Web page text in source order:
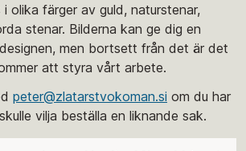
olika färger av guld, naturstenar,
stenar. Bilderna kan ge dig en
men bortsett från det är det
att styra vårt arbete.
peter@zlatarstvokoman.si om du har
vilja beställa en liknande sak.